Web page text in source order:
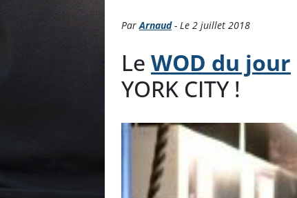
ParArnaud- Le 2 juillet 2018
Le WOD du jour
YORK CITY !